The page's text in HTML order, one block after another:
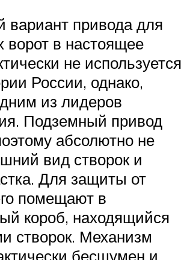
вариант привода для
в настоящее
не используется
России, однако,
из лидеров
Подземный привод
абсолютно не
вид створок и
Для защиты от
помещают в
короб, находящийся
створок. Механизм
бесшумен и